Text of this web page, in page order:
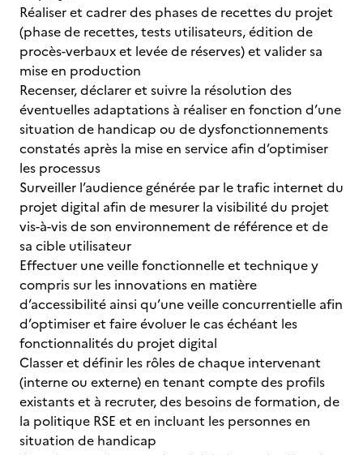
Réaliser et cadrer des phases de recettes du projet
(phase de recettes, tests utilisateurs, édition de
procès-verbaux et levée de réserves) et valider sa
mise en production
Recenser, déclarer et suivre la résolution des
éventuelles adaptations à réaliser en fonction d’une
situation de handicap ou de dysfonctionnements
constatés après la mise en service afin d’optimiser
les processus
Surveiller l’audience générée par le trafic internet du
projet digital afin de mesurer la visibilité du projet
vis-à-vis de son environnement de référence et de
sa cible utilisateur
Effectuer une veille fonctionnelle et technique y
compris sur les innovations en matière
d’accessibilité ainsi qu’une veille concurrentielle afin
d’optimiser et faire évoluer le cas échéant les
fonctionnalités du projet digital
Classer et définir les rôles de chaque intervenant
(interne ou externe) en tenant compte des profils
existants et à recruter, des besoins de formation, de
la politique RSE et en incluant les personnes en
situation de handicap